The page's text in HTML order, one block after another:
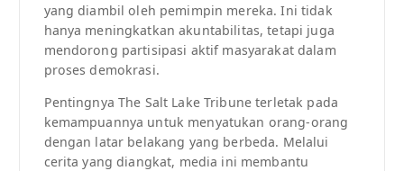
yang diambil oleh pemimpin mereka. Ini tidak
hanya meningkatkan akuntabilitas, tetapi juga
mendorong partisipasi aktif masyarakat dalam
proses demokrasi.
Pentingnya The Salt Lake Tribune terletak pada
kemampuannya untuk menyatukan orang-orang
dengan latar belakang yang berbeda. Melalui
cerita yang diangkat, media ini membantu